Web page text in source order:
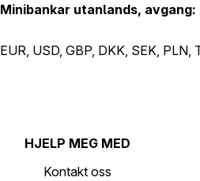
Minibankar utanlands, avgang:
EUR, USD, GBP, DKK, SEK, PLN,
HJELP MEG MED
Kontakt oss